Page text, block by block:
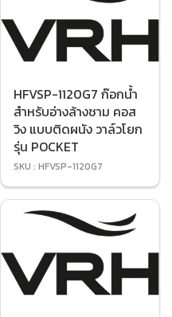
HFVSP-1120G7 ก๊อกน้ำ
สำหรับอ่างล้างชาม คอส
วิง แบบติดผนัง วาล์วโยก
รุ่น POCKET
SKU : HFVSP-1120G7